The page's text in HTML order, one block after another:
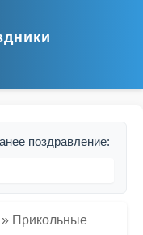
поздравление:
» Прикольные